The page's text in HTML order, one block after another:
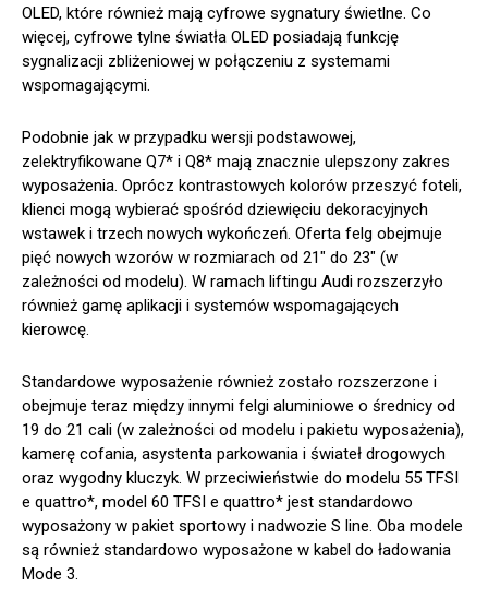
OLED, które również mają cyfrowe sygnatury świetlne. Co
więcej, cyfrowe tylne światła OLED posiadają funkcję
sygnalizacji zbliżeniowej w połączeniu z systemami
wspomagającymi.
Podobnie jak w przypadku wersji podstawowej,
zelektryfikowane Q7* i Q8* mają znacznie ulepszony zakres
wyposażenia. Oprócz kontrastowych kolorów przeszyć foteli,
klienci mogą wybierać spośród dziewięciu dekoracyjnych
wstawek i trzech nowych wykończeń. Oferta felg obejmuje
pięć nowych wzorów w rozmiarach od 21″ do 23″ (w
zależności od modelu). W ramach liftingu Audi rozszerzyło
również gamę aplikacji i systemów wspomagających
kierowcę.
Standardowe wyposażenie również zostało rozszerzone i
obejmuje teraz między innymi felgi aluminiowe o średnicy od
19 do 21 cali (w zależności od modelu i pakietu wyposażenia),
kamerę cofania, asystenta parkowania i świateł drogowych
oraz wygodny kluczyk. W przeciwieństwie do modelu 55 TFSI
e quattro*, model 60 TFSI e quattro* jest standardowo
wyposażony w pakiet sportowy i nadwozie S line. Oba modele
są również standardowo wyposażone w kabel do ładowania
Mode 3.